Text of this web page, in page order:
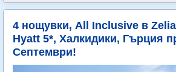
4 нощувки, All Inclusive в
Hyatt 5*, Халкидики, Гърция
Септември!